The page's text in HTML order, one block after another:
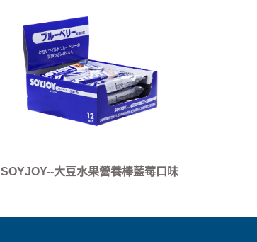
SOYJOY--大豆水果營養棒藍莓口味